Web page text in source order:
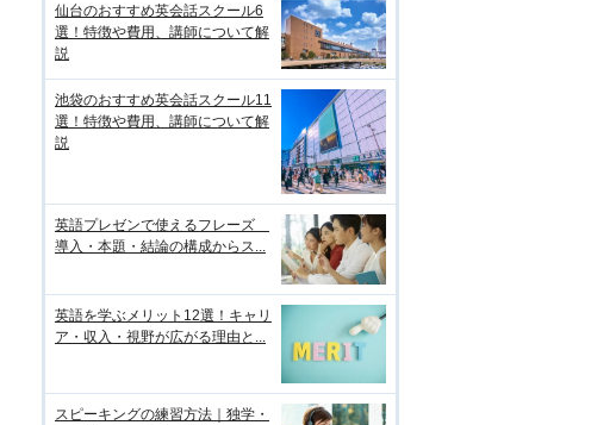
仙台のおすすめ英会話スクール6
選！特徴や費用、講師について解
説
池袋のおすすめ英会話スクール11
選！特徴や費用、講師について解
説
英語プレゼンで使えるフレーズ
導入・本題・結論の構成からス...
英語を学ぶメリット12選！キャリ
ア・収入・視野が広がる理由と...
スピーキングの練習方法｜独学・